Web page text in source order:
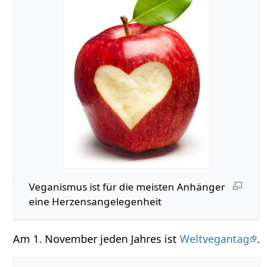
Veganismus ist für die meisten Anhänger
eine Herzensangelegenheit
Am 1. November jeden Jahres istWeltvegantag .